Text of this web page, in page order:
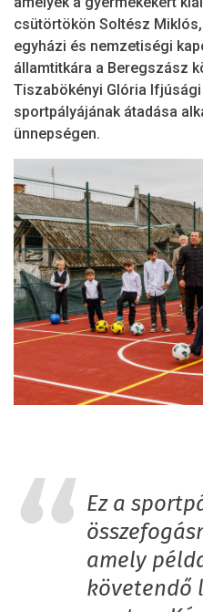
csütörtökön Soltész
egyházi és nemzetiségi
államtitkára a Beregszász
Tiszabökényi Glória
sportpályájának átadása
ünnepségen.
Ez a
amely
követendő